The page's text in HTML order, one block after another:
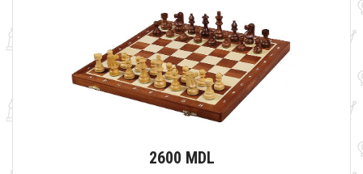
2600 MDL